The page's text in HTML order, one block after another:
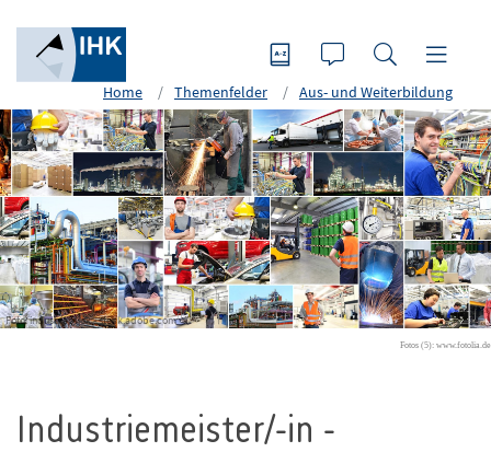
Home Themenfelder Aus- und Weiterbildung
Foto: industrieblick - stock.adobe.com
Fotos (5): www.fotolia.de
Industriemeister/-in -